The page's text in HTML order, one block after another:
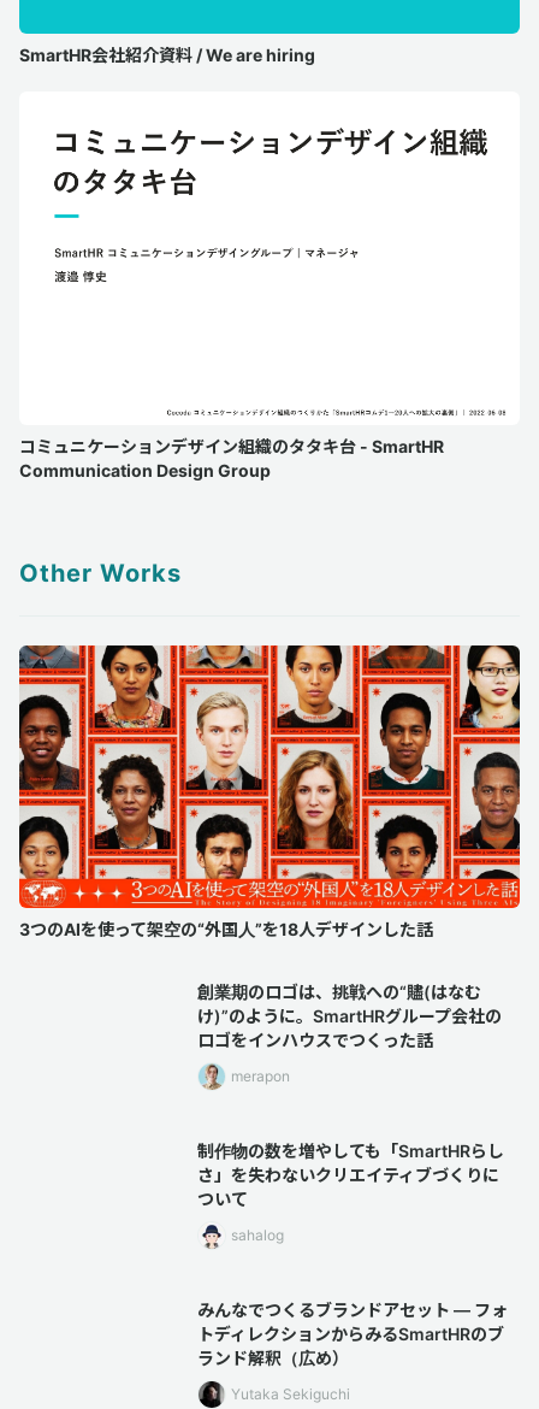
SmartHR会社紹介資料 / We are hiring
コミュニケーションデザイン組織のタタキ台 - SmartHR
Communication Design Group
Other Works
3つのAIを使って架空の“外国人”を18人デザインした話
創業期のロゴは、挑戦への“贐(はなむ
け)”のように。SmartHRグループ会社の
ロゴをインハウスでつくった話
merapon
制作物の数を増やしても「SmartHRらし
さ」を失わないクリエイティブづくりに
ついて
sahalog
みんなでつくるブランドアセット — フォ
トディレクションからみるSmartHRのブ
ランド解釈（広め）
Yutaka Sekiguchi